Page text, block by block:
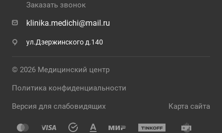
Заказать звонок
klinika.medichi@mail.ru
ул.Дзержинского д.140
© 2026 Медицинский центр
Политика конфиденциальности
Версия для слабовидящих Карта сайта